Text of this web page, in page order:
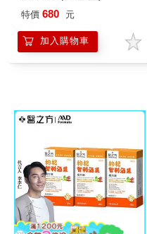
特價 680 元
加入購物車